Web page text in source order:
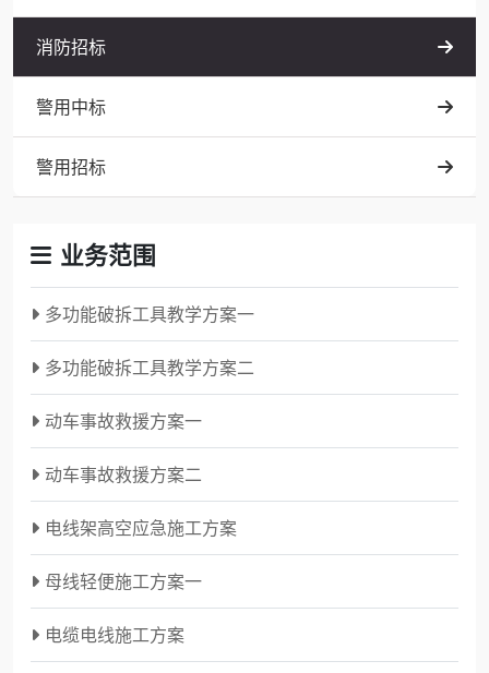
消防招标
警用中标
警用招标
业务范围
多功能破拆工具教学方案一
多功能破拆工具教学方案二
动车事故救援方案一
动车事故救援方案二
电线架高空应急施工方案
母线轻便施工方案一
电缆电线施工方案